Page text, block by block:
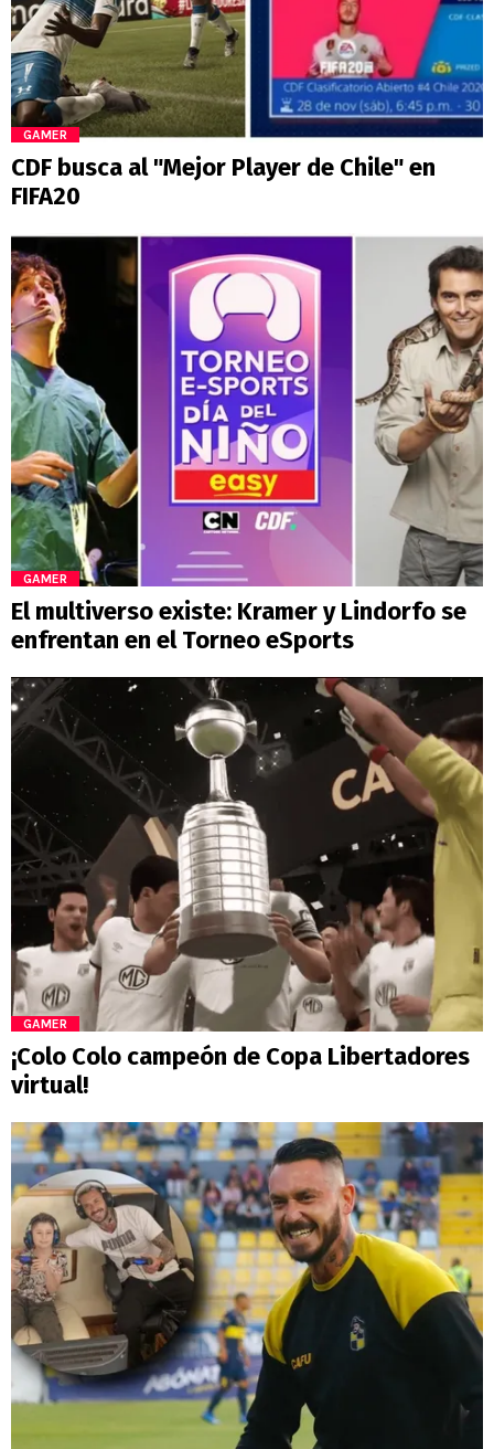
GAMER
CDF busca al "Mejor Player de Chile" en
FIFA20
GAMER
El multiverso existe: Kramer y Lindorfo se
enfrentan en el Torneo eSports
GAMER
¡Colo Colo campeón de Copa Libertadores
virtual!